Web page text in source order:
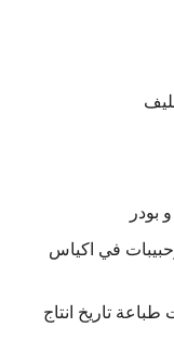
بودر
في اكياس
تاريخ انتاج